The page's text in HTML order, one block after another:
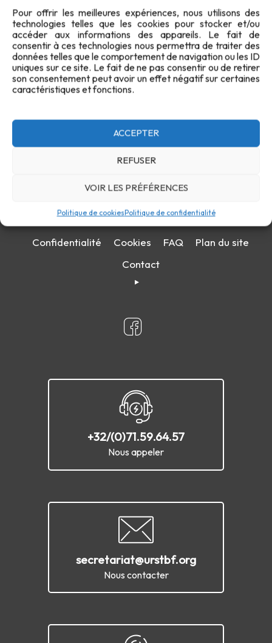
Pour offrir les meilleures expériences, nous utilisons des
technologies telles que les cookies pour stocker et/ou
accéder aux informations des appareils. Le fait de
consentir à ces technologies nous permettra de traiter des
données telles que le comportement de navigation ou les ID
uniques sur ce site. Le fait de ne pas consentir ou de retirer
son consentement peut avoir un effet négatif sur certaines
caractéristiques et fonctions.
ACCEPTER
REFUSER
VOIR LES PRÉFÉRENCES
Politique de cookiesPolitique de confidentialité
Confidentialité Cookies FAQ
Plan du site
Contact
+32/(0)71.59.64.57
Nous appeler
secretariat@urstbf.org
Nous contacter